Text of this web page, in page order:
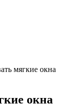
мягкие окна
окна